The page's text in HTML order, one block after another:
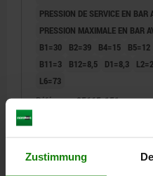
Zustimmung
PRESSION DE SERVICE EN BAR
PRESSION MAXIMALE EN BAR
B1=30
B2=39 B4=15 B5=12
B11=3
B12=8,5 D1=8,3
L6=73
Référence:05665-151
hors frais d’envoi